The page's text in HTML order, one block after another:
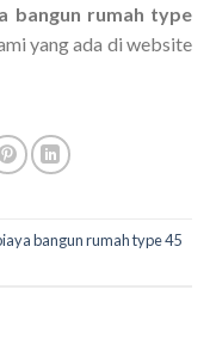
bangun rumah type
yang ada di website
bangun rumah type 45